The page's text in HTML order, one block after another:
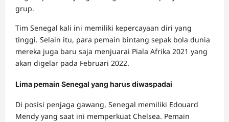
grup.
Tim Senegal kali ini memiliki kepercayaan diri yang
tinggi. Selain itu, para pemain bintang sepak bola dunia
mereka juga baru saja menjuarai Piala Afrika 2021 yang
akan digelar pada Februari 2022.
Lima pemain Senegal yang harus diwaspadai
Di posisi penjaga gawang, Senegal memiliki Edouard
Mendy yang saat ini memperkuat Chelsea. Pemain